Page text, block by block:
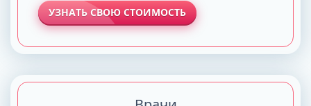
УЗНАТЬ СВОЮ СТОИМОСТЬ